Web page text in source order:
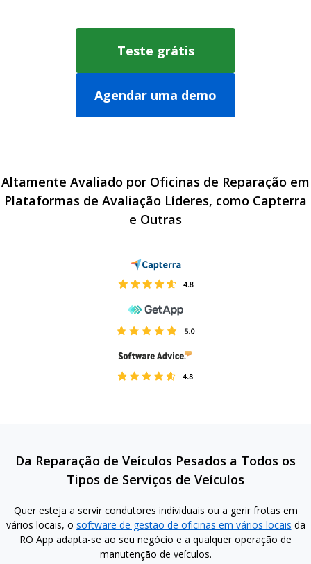
Teste grátis
Agendar uma demo
Altamente Avaliado por Oficinas de Reparação em
Plataformas de Avaliação Líderes, como Capterra
e Outras
Da Reparação de Veículos Pesados a Todos os
Tipos de Serviços de Veículos
Quer esteja a servir condutores individuais ou a gerir frotas em
vários locais, o software de gestão de oficinas em vários locais da
RO App adapta-se ao seu negócio e a qualquer operação de
manutenção de veículos.